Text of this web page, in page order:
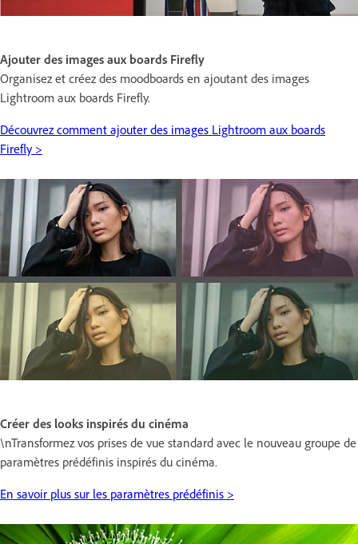
Ajouter des images aux boards Firefly
Organisez et créez des moodboards en ajoutant des images
Lightroom aux boards Firefly.
Découvrez comment ajouter des images Lightroom aux boards
Firefly >
Créer des looks inspirés du cinéma
\nTransformez vos prises de vue standard avec le nouveau groupe de
paramètres prédéfinis inspirés du cinéma.
En savoir plus sur les paramètres prédéfinis >